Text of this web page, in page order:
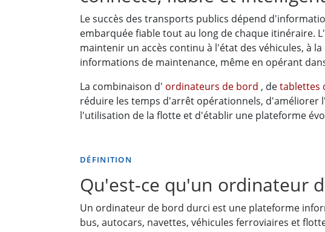
Le succès des transports publics dépend
embarquée fiable tout au long de chaque itinéraire.
maintenir un accès continu à l'état des véhicules, à
informations de maintenance, même en opérant
La combinaison d' ordinateurs de bord , detablettes
réduire les temps d'arrêt opérationnels, d'améliorer
l'utilisation de la flotte et d'établir une plateforme
DÉFINITION
Qu'est-ce qu'un ordinateur
Un ordinateur de bord durci est une plateforme
bus, autocars, navettes, véhicules ferroviaires et